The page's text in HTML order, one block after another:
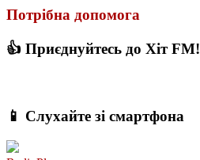
Потрібна допомога
👍 Приєднуйтесь до Хіт FM!
📱 Слухайте зі смартфона